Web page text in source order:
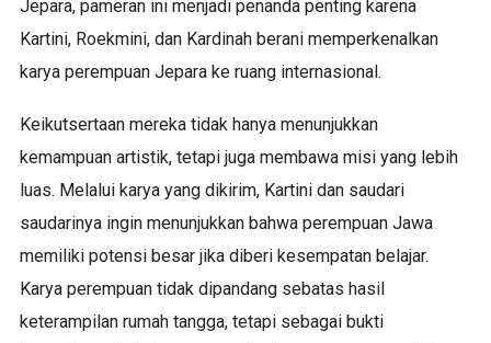
Jepara, pameran ini menjadi penanda penting karena
Kartini, Roekmini, dan Kardinah berani memperkenalkan
karya perempuan Jepara ke ruang internasional.
Keikutsertaan mereka tidak hanya menunjukkan
kemampuan artistik, tetapi juga membawa misi yang lebih
luas. Melalui karya yang dikirim, Kartini dan saudari
saudarinya ingin menunjukkan bahwa perempuan Jawa
memiliki potensi besar jika diberi kesempatan belajar.
Karya perempuan tidak dipandang sebatas hasil
keterampilan rumah tangga, tetapi sebagai bukti